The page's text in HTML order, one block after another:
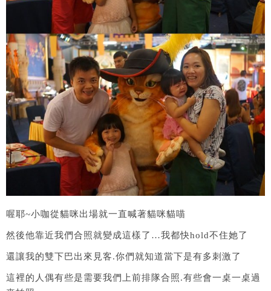
喔耶~小咖從貓咪出場就一直喊著貓咪貓喵
然後他靠近我們合照就變成這樣了…我都快hold不住她了
還讓我的雙下巴出來見客.你們就知道當下是有多刺激了
這裡的人偶有些是需要我們上前排隊合照.有些會一桌一桌過